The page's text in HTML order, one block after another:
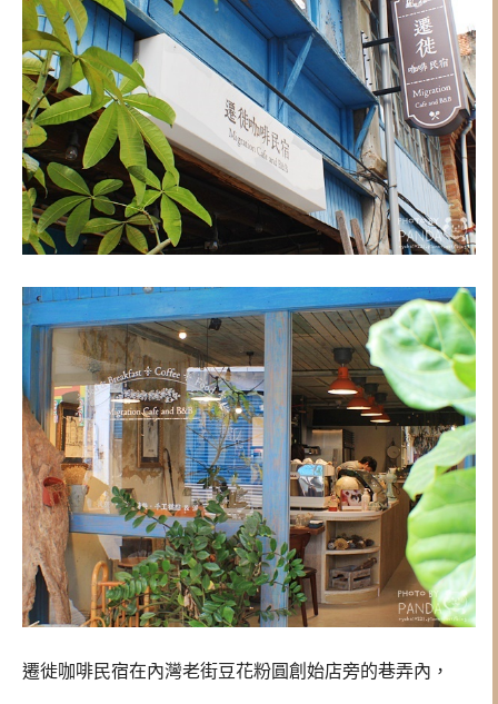
遷徙咖啡民宿在內灣老街豆花粉圓創始店旁的巷弄內，